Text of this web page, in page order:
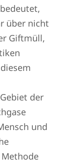
über nicht
Giftmüll,
der
und